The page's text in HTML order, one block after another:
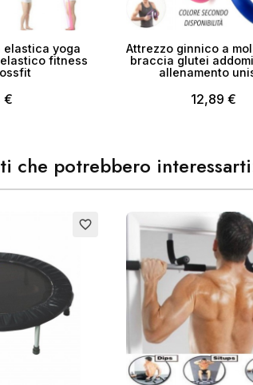
elastica yoga
fitness
€
Attrezzo ginnico a
braccia glutei
allenamento
12,89 €
che potrebbero
favorite_border